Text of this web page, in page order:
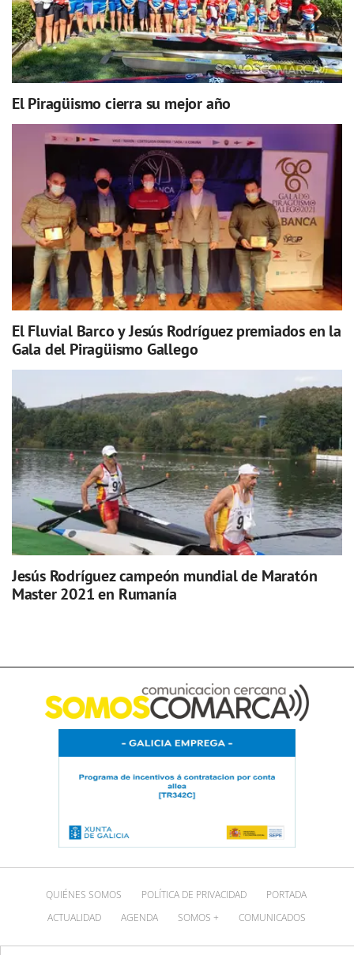
El Piragüismo cierra su mejor año
El Fluvial Barco y Jesús Rodríguez premiados en la
Gala del Piragüismo Gallego
Jesús Rodríguez campeón mundial de Maratón
Master 2021 en Rumanía
QUIÉNES SOMOS POLÍTICA DE PRIVACIDAD
PORTADA
ACTUALIDAD
AGENDA SOMOS + COMUNICADOS